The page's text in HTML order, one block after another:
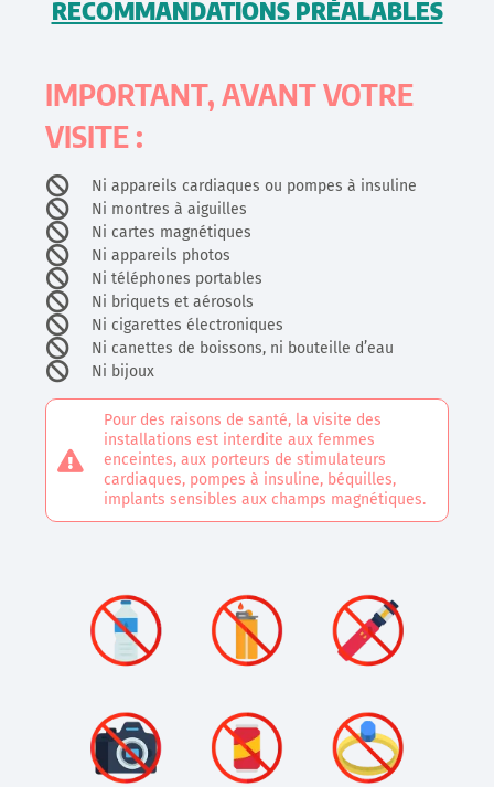
RECOMMANDATIONS PRÉALABLES
IMPORTANT, AVANT VOTRE
VISITE :
Ni appareils cardiaques ou pompes à insuline
Ni montres à aiguilles
Ni cartes magnétiques
Ni appareils photos
Ni téléphones portables
Ni briquets et aérosols
Ni cigarettes électroniques
Ni canettes de boissons, ni bouteille d’eau
Ni bijoux
Pour des raisons de santé, la visite des
installations est interdite aux femmes
enceintes, aux porteurs de stimulateurs
cardiaques, pompes à insuline, béquilles,
implants sensibles aux champs magnétiques.